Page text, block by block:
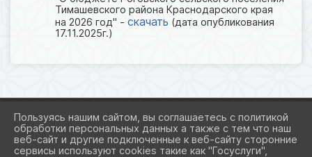
Тимашевского района Краснодарского края
на 2026 год" - скачать (дата опубликования
17.11.2025г.)
2026 Г. ADMROGOVSKAYA.RU
Пользуясь нашим сайтом, вы соглашаетесь с политикой
обработки персональных данных а также с тем что наш
веб-сайт и другие подключенные к веб-сайту сторонние
сервисы используют cookies такие как "Госуслуги",